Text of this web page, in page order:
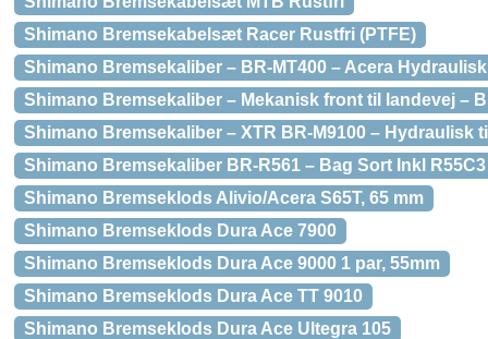
Shimano Bremsekabelsæt Racer Rustfri (PTFE)
Shimano Bremsekaliber – BR-MT400 – Acera
Shimano Bremsekaliber – Mekanisk front til landevej –
Shimano Bremsekaliber – XTR BR-M9100 – Hydraulisk
Shimano Bremsekaliber BR-R561 – Bag Sort Inkl R55C3
Shimano Bremseklods Alivio/Acera S65T, 65 mm
Shimano Bremseklods Dura Ace 7900
Shimano Bremseklods Dura Ace 9000 1 par, 55mm
Shimano Bremseklods Dura Ace TT 9010
Shimano Bremseklods Dura Ace Ultegra 105